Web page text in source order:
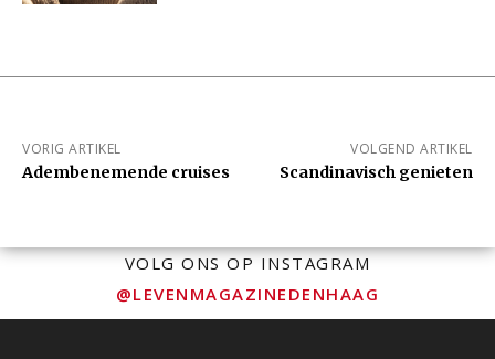
VORIG ARTIKEL
Adembenemende cruises
VOLGEND ARTIKEL
Scandinavisch genieten
VOLG ONS OP INSTAGRAM
@LEVENMAGAZINEDENHAAG